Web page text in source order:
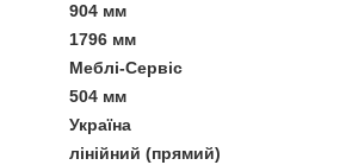
904 мм
1796 мм
Меблі-Сервіс
504 мм
Україна
лінійний (прямий)